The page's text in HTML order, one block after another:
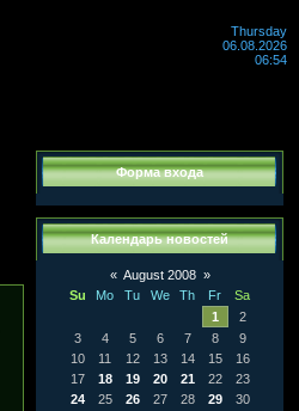
Thursday
06.08.2026
06:54
Форма входа
Календарь новостей
« August 2008 »
Su
Mo Tu We Th Fr
Sa
1
2
3
4 5 6 7 8
9
10
11 12 13 14 15
16
17
18 19 20 21 22
23
24
25 26 27 28 29
30